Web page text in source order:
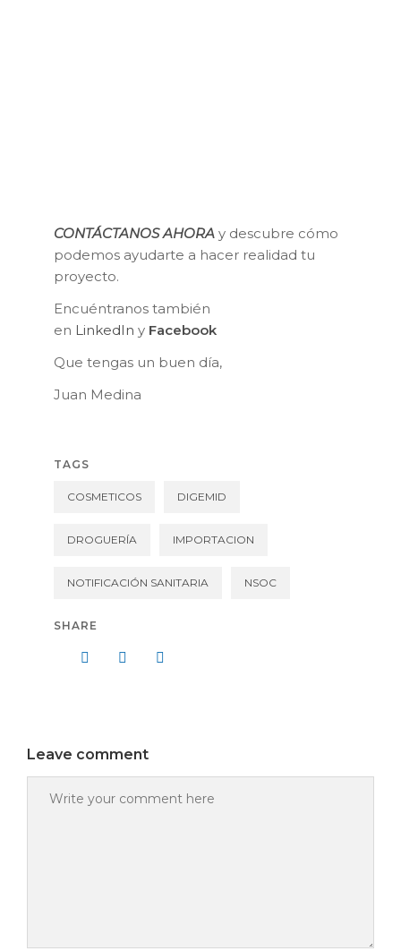
CONTÁCTANOS AHORA y descubre cómo
podemos ayudarte a hacer realidad tu
proyecto.
Encuéntranos también
en LinkedIn y Facebook
Que tengas un buen día,
Juan Medina
TAGS
COSMETICOS DIGEMID
DROGUERÍA IMPORTACION
NOTIFICACIÓN SANITARIA NSOC
SHARE
Leave comment